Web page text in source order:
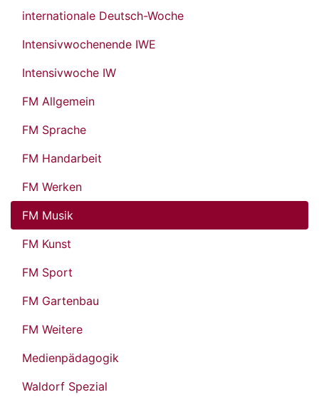
internationale Deutsch-Woche
Intensivwochenende IWE
Intensivwoche IW
FM Allgemein
FM Sprache
FM Handarbeit
FM Werken
FM Musik
FM Kunst
FM Sport
FM Gartenbau
FM Weitere
Medienpädagogik
Waldorf Spezial